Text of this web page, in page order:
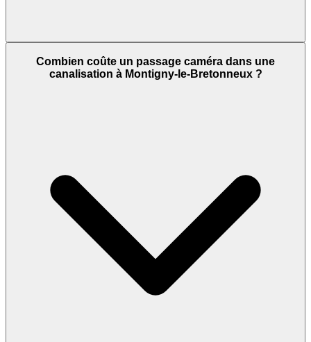
Combien coûte un passage caméra dans une
canalisation à Montigny-le-Bretonneux ?